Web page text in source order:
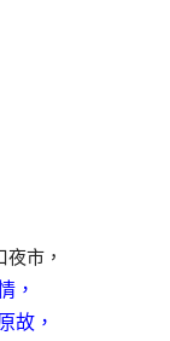
市，
，
故，